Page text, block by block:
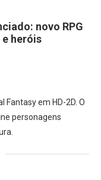
novo RPG
heróis
Fantasy em HD-2D. O
personagens